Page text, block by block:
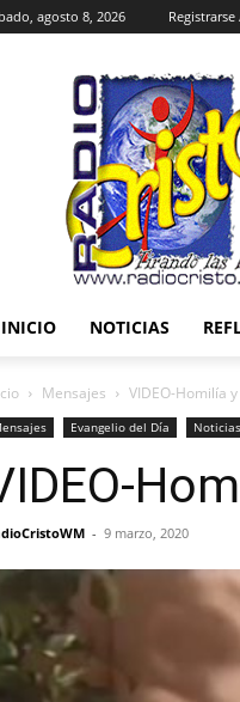
agosto 8, 2026
INICIO NOTICIAS
Mensajes VIDEO-Homilía
Evangelio del Día Noticias
- 9 marzo, 2020